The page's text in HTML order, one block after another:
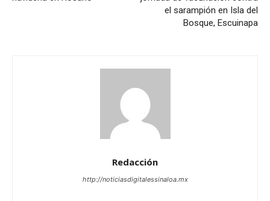
el sarampión en Isla del
Bosque, Escuinapa
Redacción
http://noticiasdigitalessinaloa.mx